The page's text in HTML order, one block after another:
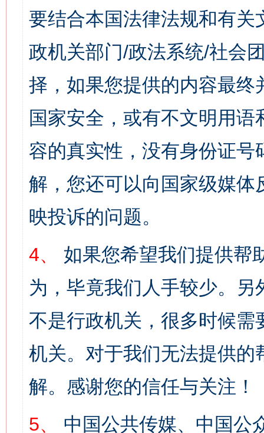
要结合本国法律法规和有关
政机关部门/政法系统/社会
择，如果您提供的内容最
国家安全，或有不文明用
容的真实性，没有身份证
解，您还可以向国家级媒
映投诉的问题。
4、
如果您希望我们提供帮
为，毕竟我们人手较少。
不是行政机关，很多时候
机关。对于我们无法提供
解。感谢您的信任与关注！
5、
中国公共传媒、中国公